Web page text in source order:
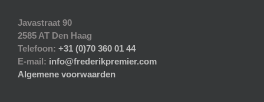
Javastraat 90
2585 AT Den Haag
Telefoon: +31 (0)70 360 01 44
E-mail: info@frederikpremier.com
Algemene voorwaarden